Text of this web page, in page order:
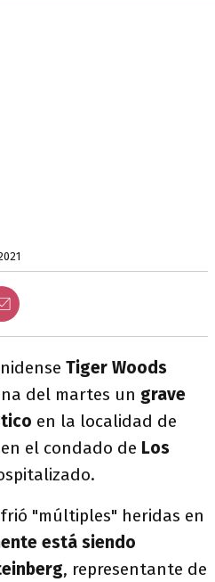
Tiger Woods
del martes un grave
en la localidad de
el condado de Los
"múltiples" heridas en
está siendo
, representante de